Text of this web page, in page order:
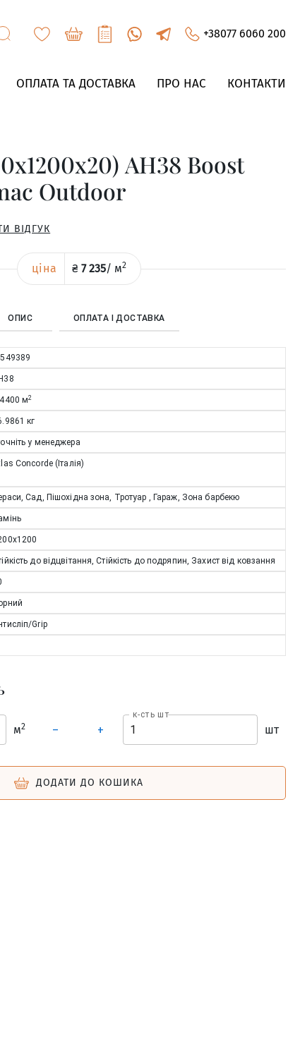
+38077 6060 200
ОПЛАТА ТА ДОСТАВКА ПРО НАС КОНТАКТИ
AH38 Boost
Outdoor
ВІДГУК
ціна ₴ 7 235/ м2
ОПИС ОПЛАТА І ДОСТАВКА
м2
кг
у менеджера
Concorde (Італія)
Сад, Пішохідна зона, Тротуар , Гараж, Зона барбекю
до відцвітання, Стійкість до подряпин, Захист від ковзання
Grip
м2 – +
к-сть шт
шт
ДОДАТИ ДО КОШИКА